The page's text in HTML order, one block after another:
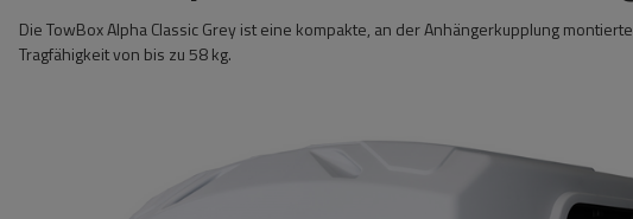
Die TowBox Alpha Classic Grey ist eine kompakte, an der Anhängerkupplung
Tragfähigkeit von bis zu 58 kg.